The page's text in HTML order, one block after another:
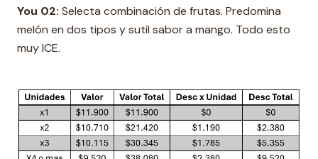
You 02: Selecta combinación de frutas. Predomina
melón en dos tipos y sutil sabor a mango. Todo esto
muy ICE.